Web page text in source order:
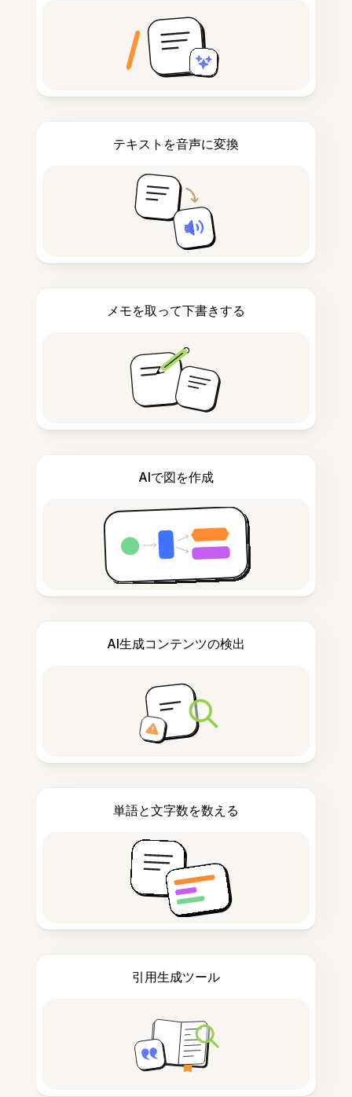
テキストを音声に変換
メモを取って下書きする
AIで図を作成
AI生成コンテンツの検出
単語と文字数を数える
引用生成ツール